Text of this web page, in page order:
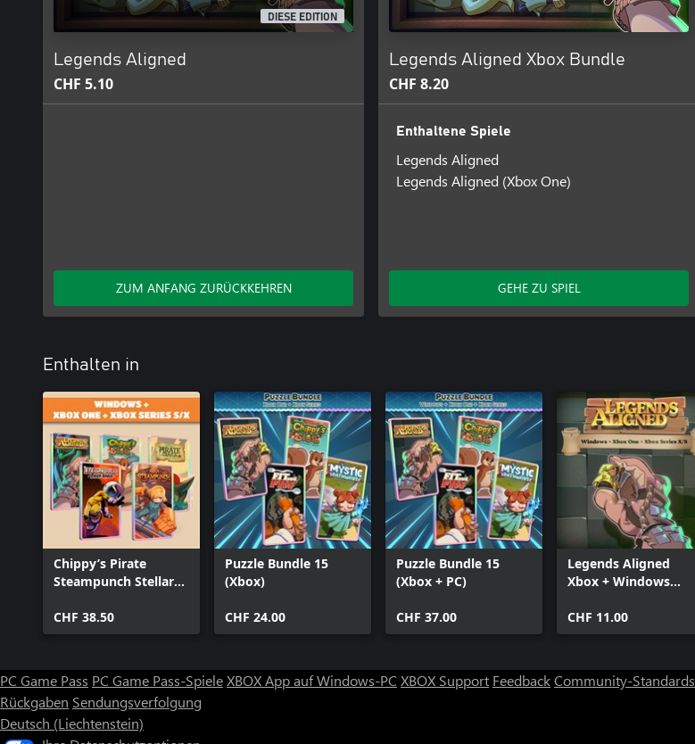
DIESE EDITION
Legends Aligned
CHF 5.10
ZUM ANFANG ZURÜCKKEHREN
Legends Aligned Xbox Bundle
CHF 8.20
Enthaltene Spiele
Legends Aligned
Legends Aligned (Xbox One)
GEHE ZU SPIEL
Enthalten in
Chippy’s Pirate
Steampunch Stellar
CHF 38.50
Puzzle Bundle 15
(Xbox)
CHF 24.00
Puzzle Bundle 15
(Xbox + PC)
CHF 37.00
Legends Aligned
Xbox + Windows
CHF 11.00
PC Game Pass PC Game Pass-SpieleXBOX App auf Windows-PC XBOX Support FeedbackCommunity-Standards
Rückgaben Sendungsverfolgung
Deutsch (Liechtenstein)